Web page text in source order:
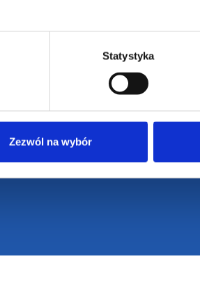
Statystyka
Zezwól na wybór